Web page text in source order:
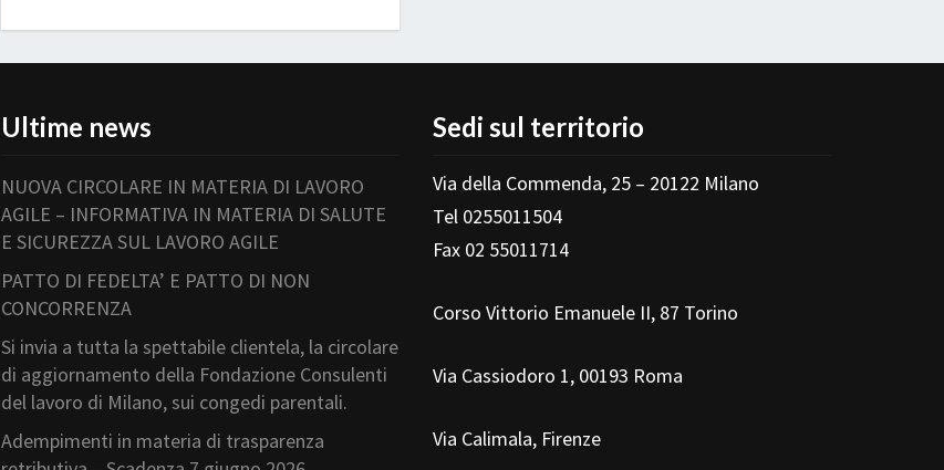
Ultime news
NUOVA CIRCOLARE IN MATERIA DI LAVORO
AGILE – INFORMATIVA IN MATERIA DI SALUTE
E SICUREZZA SUL LAVORO AGILE
PATTO DI FEDELTA’ E PATTO DI NON
CONCORRENZA
Si invia a tutta la spettabile clientela, la circolare
di aggiornamento della Fondazione Consulenti
del lavoro di Milano, sui congedi parentali.
Adempimenti in materia di trasparenza
Sedi sul territorio
Via della Commenda, 25 – 20122 Milano
Tel 0255011504
Fax 02 55011714
Corso Vittorio Emanuele II, 87 Torino
Via Cassiodoro 1, 00193 Roma
Via Calimala, Firenze